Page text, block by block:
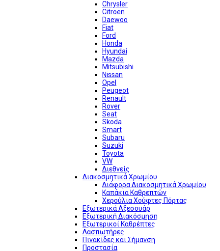
Chrysler
Citroen
Daewoo
Fiat
Ford
Honda
Hyundai
Mazda
Mitsubishi
Nissan
Opel
Peugeot
Renault
Rover
Seat
Skoda
Smart
Subaru
Suzuki
Toyota
VW
Διεθνείς
Διακοσμητικά Χρωμίου
Διάφορα Διακοσμητικά Χρωμίου
Καπάκια Καθρεπτών
Χερούλια Χούφτες Πόρτας
Εξωτερικά Αξεσουάρ
Εξωτερική Διακόσμηση
Εξωτερικοί Καθρέπτες
Λασπωτήρες
Πινακίδες και Σήμανση
Προστασία